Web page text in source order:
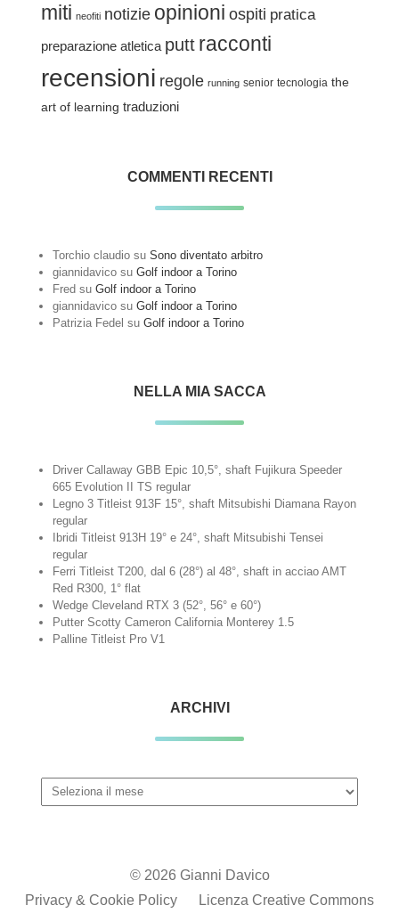
miti neofiti notizie opinioni ospiti pratica
preparazione atletica putt racconti
recensioni regole running senior tecnologia the
art of learning traduzioni
COMMENTI RECENTI
Torchio claudio suSono diventato arbitro
giannidavico suGolf indoor a Torino
Fred suGolf indoor a Torino
giannidavico suGolf indoor a Torino
Patrizia Fedel suGolf indoor a Torino
NELLA MIA SACCA
Driver Callaway GBB Epic 10,5°, shaft Fujikura Speeder
665 Evolution II TS regular
Legno 3 Titleist 913F 15°, shaft Mitsubishi Diamana Rayon
regular
Ibridi Titleist 913H 19° e 24°, shaft Mitsubishi Tensei
regular
Ferri Titleist T200, dal 6 (28°) al 48°, shaft in acciao AMT
Red R300, 1° flat
Wedge Cleveland RTX 3 (52°, 56° e 60°)
Putter Scotty Cameron California Monterey 1.5
Palline Titleist Pro V1
ARCHIVI
Archivi
© 2026 Gianni Davico
Privacy & Cookie Policy
Licenza Creative Commons